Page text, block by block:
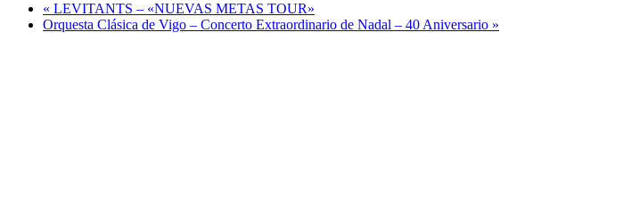
« LEVITANTS – «NUEVAS METAS TOUR»
Orquesta Clásica de Vigo – Concerto Extraordinario de Nadal – 40 Aniversario »